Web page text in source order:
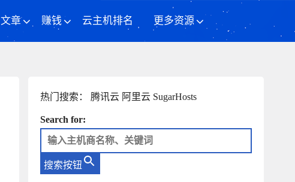
文章 赚钱 云主机排名 更多资源
热门搜索： 腾讯云 阿里云 SugarHosts
Search for:
搜索按钮